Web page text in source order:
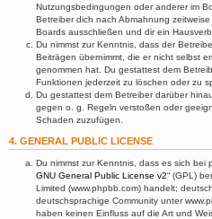
Nutzungsbedingungen oder anderer im
Betreiber dich nach Abmahnung
Boards ausschließen und dir ein
Du nimmst zur Kenntnis, dass der
Beiträgen übernimmt, die er nicht selbst
genommen hat. Du gestattest dem
Funktionen jederzeit zu löschen oder zu
Du gestattest dem Betreiber darüber
gegen o. g. Regeln verstoßen oder
Schaden zuzufügen.
4. GENERAL PUBLIC LICENSE
Du nimmst zur Kenntnis, dass es sich bei
GNU General Public License v2“ (GPL)
Limited (www.phpbb.com) handelt;
deutschsprachige Community unter
haben keinen Einfluss auf die Art und